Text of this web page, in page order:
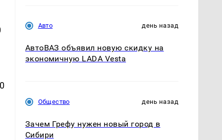
Авто день назад
АвтоВАЗ объявил новую скидку на
экономичную LADA Vesta
Общество день назад
Зачем Грефу нужен новый город в
Сибири